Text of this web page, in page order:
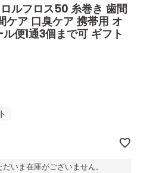
ルフロス50 糸巻き 歯間
ケア 口臭ケア 携帯用 オ
便1通3個まで可 ギフト
いま在庫がございません。